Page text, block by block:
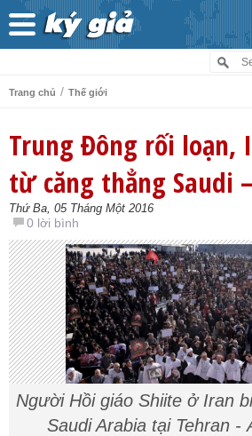
Trang chủ / Thế giới
Trung Đông rối loạn,
từ căng thẳng Saudi
Thứ Ba, 05 Tháng Một 2016
0 lời bình
Người Hồi giáo Shiite ở Iran
Saudi Arabia tại Tehran -